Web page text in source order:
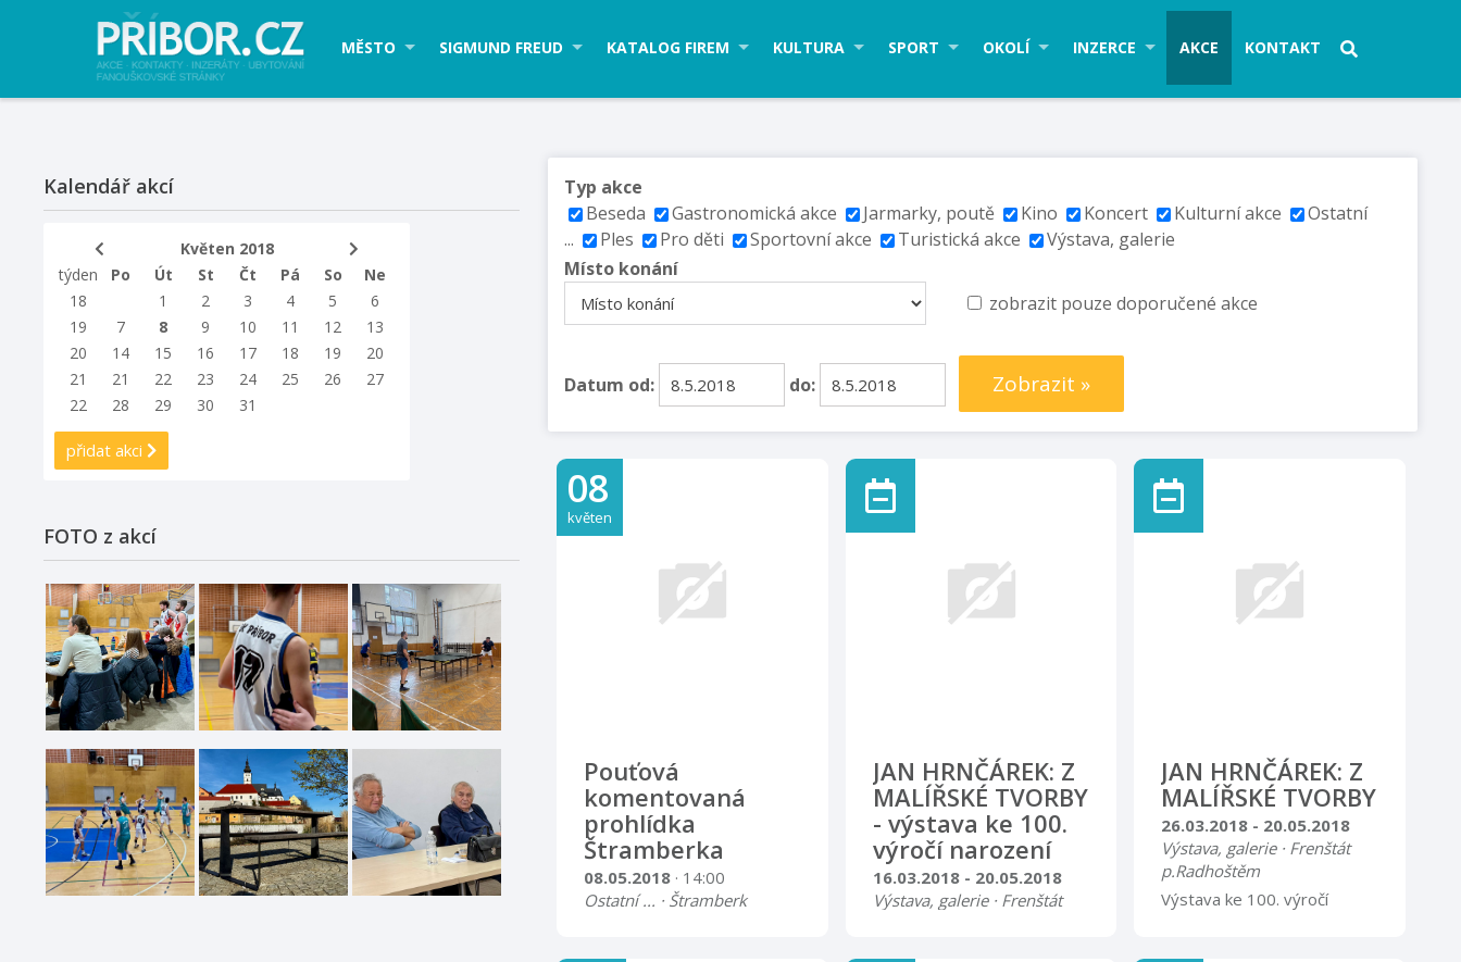
MĚSTO SIGMUND FREUD KATALOG FIREM KULTURA SPORT OKOLÍ INZERCE AKCE KONTAKT
Typ akce
Beseda
Gastronomická akce Jarmarky, poutě Kino Koncert Kulturní akce
Ostatní
...
Ples Pro děti Sportovní akce Turistická akce
Výstava, galerie
Místo konání
zobrazit pouze doporučené akce
Datum od: do: Zobrazit »
08
květen
Pouťová
komentovaná
prohlídka
Štramberka
08.05.2018 · 14:00
Ostatní ... · Štramberk
JAN HRNČÁREK: Z
MALÍŘSKÉ TVORBY
- výstava ke 100.
výročí narození
16.03.2018 - 20.05.2018
Výstava, galerie · Frenštát
JAN HRNČÁREK: Z
MALÍŘSKÉ TVORBY
26.03.2018 - 20.05.2018
Výstava, galerie · Frenštát
p.Radhoštěm
Výstava ke 100. výročí
Kalendář akcí
Květen 2018
týden
Po Út St Čt Pá So
Ne
18
1 2 3 4 5
6
19
7 8 9 10 11 12
13
20
14 15 16 17 18 19
20
21
21 22 23 24 25 26
27
22
28 29 30 31
přidat akci
FOTO z akcí